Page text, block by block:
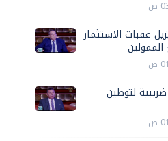
عقبات الاستثمار
لتوطين